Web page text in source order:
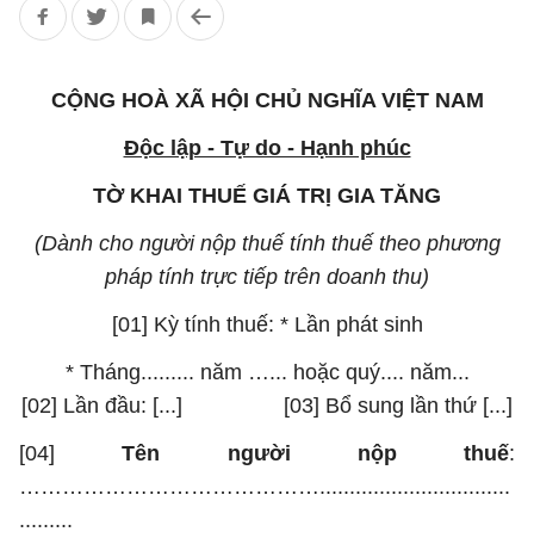
CỘNG HOÀ XÃ HỘI CHỦ NGHĨA VIỆT NAM
Độc lập - Tự do - Hạnh phúc
TỜ KHAI THUẾ GIÁ TRỊ GIA TĂNG
(Dành cho người nộp thuế tính thuế theo phương
pháp tính trực tiếp trên doanh thu)
[01] Kỳ tính thuế: * Lần phát sinh
* Tháng......... năm …... hoặc quý.... năm...
[02] Lần đầu: [...] [03] Bổ sung lần thứ [...]
[04]Tên người nộp thuế:
……………………………………................................
.........